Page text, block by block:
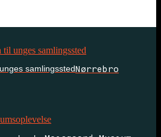
samlingsstedNørrebro